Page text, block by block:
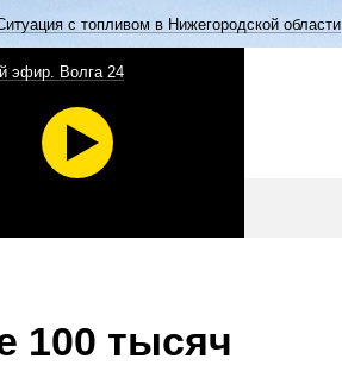
с топливом в Нижегородской области
эфир. Волга 24
100 тысяч